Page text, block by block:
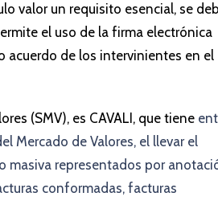
valor un requisito esencial, se
el uso de la firma electrónica
acuerdo de los intervinientes en el
(SMV), es CAVALI, que tiene
Mercado de Valores, el llevar el
masiva representados por
conformadas, facturas